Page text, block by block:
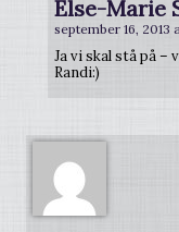
Else-Marie
september 16, 2013
Ja vi skal stå på –
Randi:)